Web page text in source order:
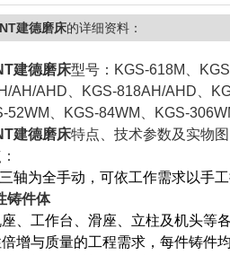
建德磨床的详细资料：
建德磨床型号：KGS-618M、
AH/AHD、KGS-818AH/AHD、
52WM、KGS-84WM、KGS-
建德磨床特点、技术参数及实物图
轴为全手动，可依工作需求以手
铸件体
、工作台、滑座、立柱及机头等
倍增与质量的工程需求，每件铸件